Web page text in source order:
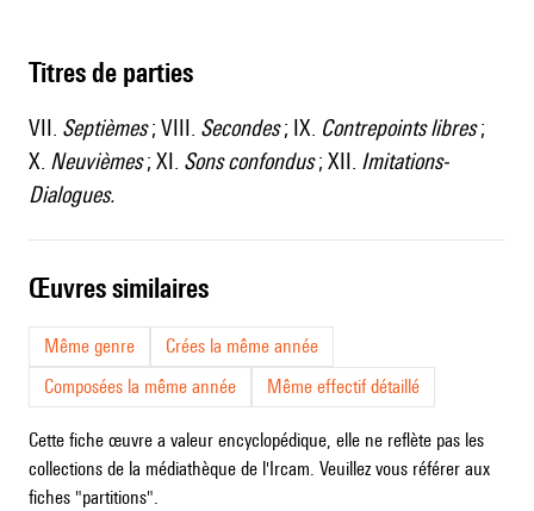
Titres de parties
VII. Septièmes; VIII. Secondes; IX. Contrepoints libres;
X. Neuvièmes; XI. Sons confondus; XII. Imitations-
Dialogues.
œuvres similaires
Même genre
Crées la même année
Composées la même année
Même effectif détaillé
Cette fiche œuvre a valeur encyclopédique, elle ne reflète pas les
collections de la médiathèque de l'Ircam. Veuillez vous référer aux
fiches "partitions".